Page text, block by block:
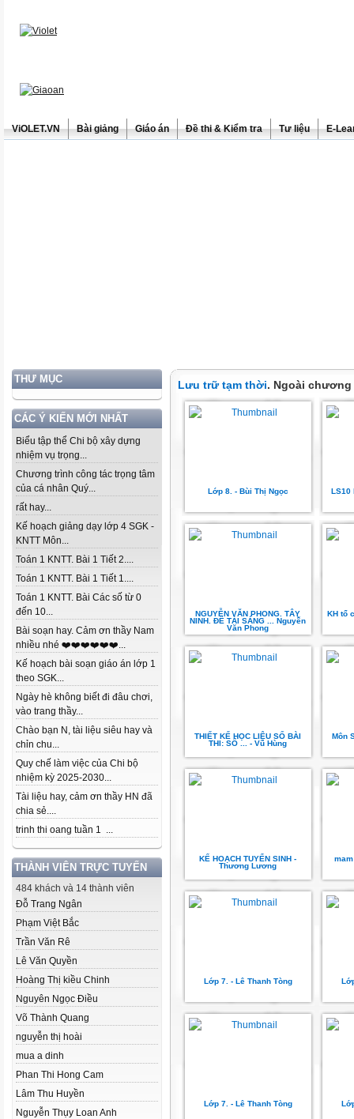
ViOLET.VN Bài giảng Giáo án Đề thi & Kiểm tra Tư liệu E-
THƯ MỤC
CÁC Ý KIẾN MỚI NHẤT
Biểu tập thể Chi bộ xây dựng
nhiệm vụ trọng...
Chương trình công tác trọng tâm
của cá nhân Quý...
rất hay...
Kế hoạch giảng dạy lớp 4 SGK -
KNTT Môn...
Toán 1 KNTT. Bài 1 Tiết 2....
Toán 1 KNTT. Bài 1 Tiết 1....
Toán 1 KNTT. Bài Các số từ 0
đến 10...
Bài soạn hay. Cảm ơn thầy Nam
nhiều nhé ❤️❤️❤️❤️❤️❤️...
Kế hoạch bài soạn giáo án lớp 1
theo SGK...
Ngày hè không biết đi đâu chơi,
vào trang thầy...
Chào bạn N, tài liệu siêu hay và
chỉn chu...
Quy chế làm việc của Chi bộ
nhiệm kỳ 2025-2030...
Tài liệu hay, cảm ơn thầy HN đã
chia sẻ....
trinh thi oang tuần 1 ...
THÀNH VIÊN TRỰC TUYẾN
484 khách và 14 thành viên
Đỗ Trang Ngân
Phạm Việt Bắc
Trần Văn Rê
Lê Văn Quyền
Hoàng Thị kiều Chinh
Nguyên Ngọc Điều
Võ Thành Quang
nguyễn thị hoài
mua a dinh
Phan Thi Hong Cam
Lâm Thu Huyền
Nguyễn Thụy Loan Anh
Lưu trữ tạm thời. Ngoài chương
Lớp 8. - Bùi Thị Ngọc LS10
NGUYỄN VĂN PHONG. TÂY
NINH. ĐỀ TÀI SÁNG ... Nguyễn
Văn Phong
KH tổ
THIẾT KẾ HỌC LIỆU SỐ BÀI
THI: SỔ ... - Vũ Hùng
Môn
KẾ HOẠCH TUYỂN SINH -
Thương Lương
Lớp 7. - Lê Thanh Tòng
Lớp 7. - Lê Thanh Tòng